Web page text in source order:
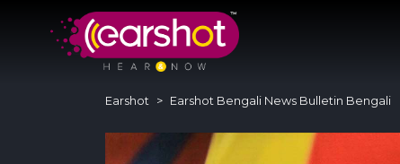
Earshot Earshot Bengali News Bulletin Bengali